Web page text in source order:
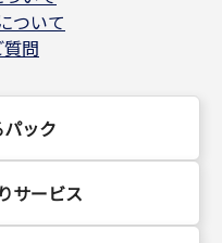
ついて
問
ック
サービス